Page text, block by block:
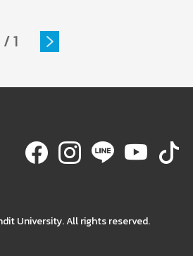
/1
University. All rights reserved.